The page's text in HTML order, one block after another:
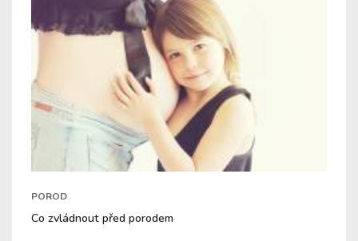
POROD
Co zvládnout před porodem